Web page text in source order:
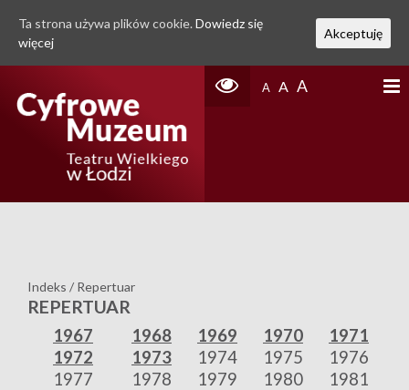
A A A
Indeks / Repertuar
REPERTUAR
1967 1968 1969 1970
1971
1972
1973 1974 1975
1976
1977
1978 1979 1980
1981
Ta strona używa plików cookie. Dowiedz się
więcej
Akceptuję